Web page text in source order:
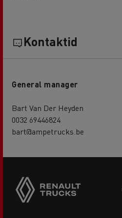
Kontaktid
General manager
Bart Van Der Heyden
0032 69446824
bart@ampetrucks.be